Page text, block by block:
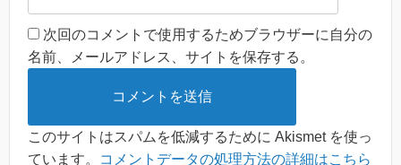
次回のコメントで使用するためブラウザーに自分の
名前、メールアドレス、サイトを保存する。
このサイトはスパムを低減するために Akismet を使っ
ています。
コメントデータの処理方法の詳細はこちら